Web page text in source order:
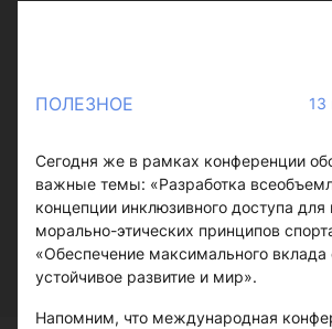
ПОЛЕЗНОЕ 13
Сегодня же в рамках конференции
важные темы: «Разработка
концепции инклюзивного доступа для
морально-этических принципов
«Обеспечение максимального вклада
устойчивое развитие и мир».
Напомним, что международная